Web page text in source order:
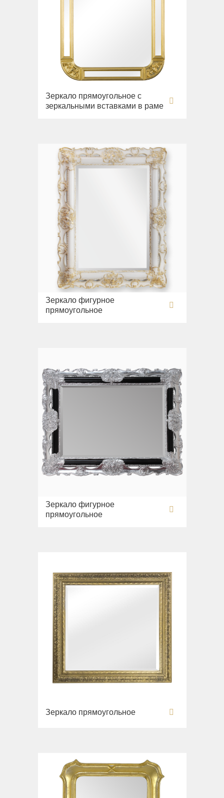
Зеркало прямоугольное с
зеркальными вставками в раме
Зеркало фигурное
прямоугольное
Зеркало фигурное
прямоугольное
Зеркало прямоугольное